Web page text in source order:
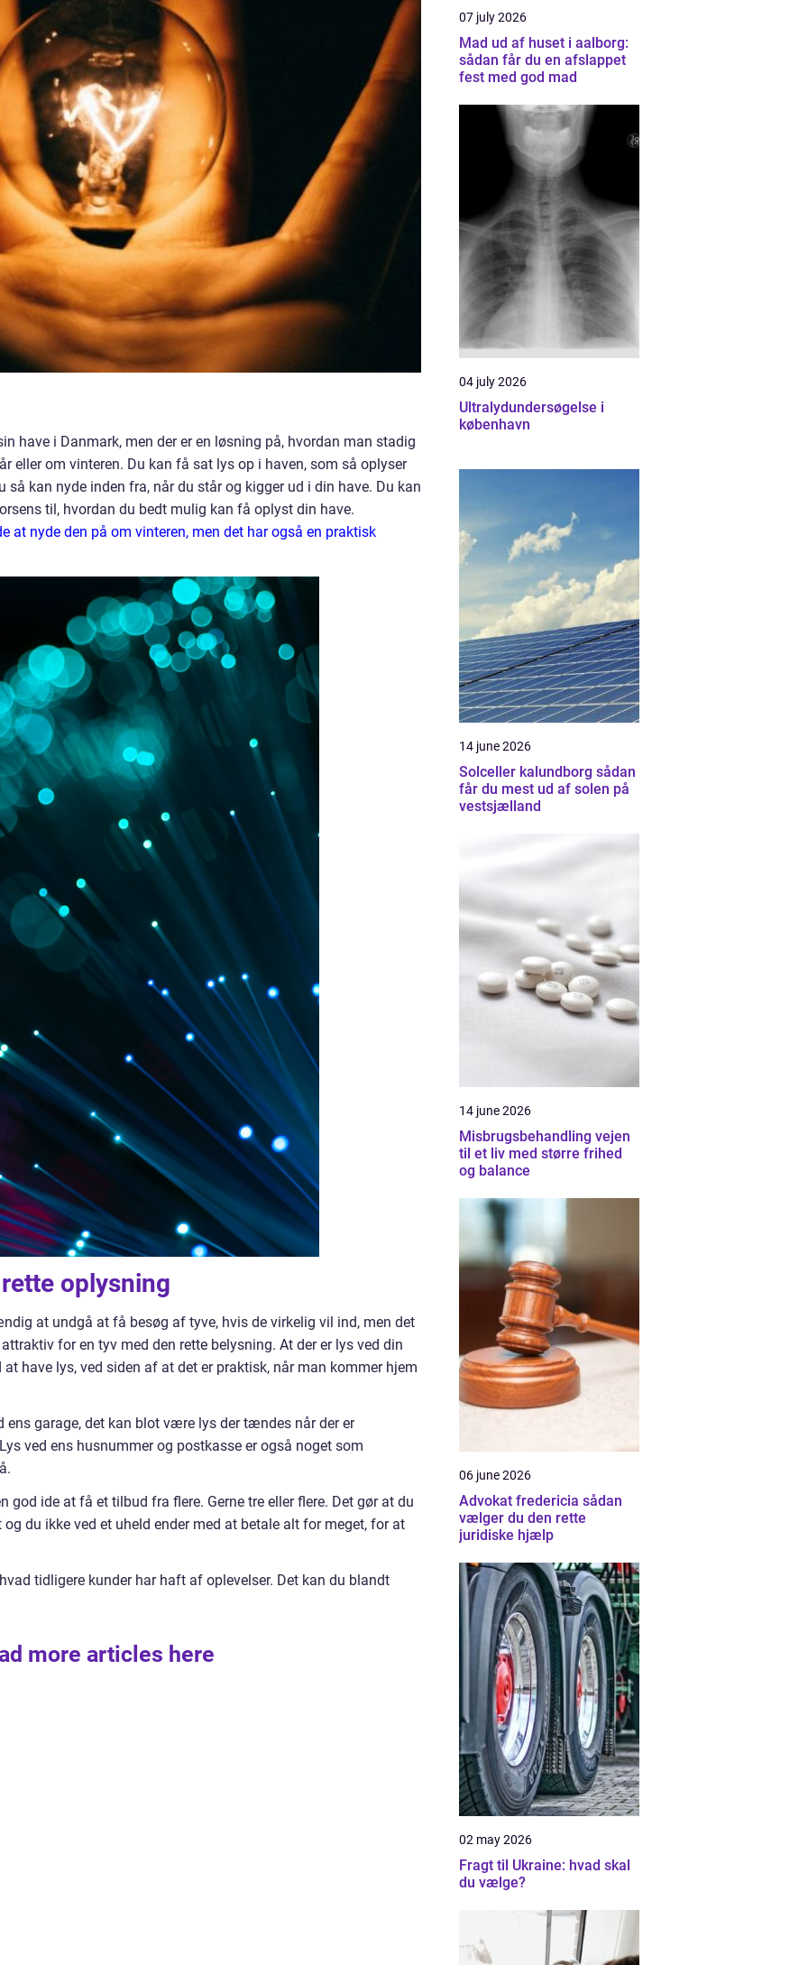
have i Danmark, men der er en løsning på, hvordan man stadig
eller om vinteren. Du kan få sat lys op i haven, som så oplyser
kan nyde inden fra, når du står og kigger ud i din have. Du kan
til, hvordan du bedt mulig kan få oplyst din have.
at nyde den på om vinteren, men det har også en praktisk
oplysning
at undgå at få besøg af tyve, hvis de virkelig vil ind, men det
for en tyv med den rette belysning. At der er lys ved din
have lys, ved siden af at det er praktisk, når man kommer hjem
ens garage, det kan blot være lys der tændes når der er
ved ens husnummer og postkasse er også noget som
god ide at få et tilbud fra flere. Gerne tre eller flere. Det gør at du
du ikke ved et uheld ender med at betale alt for meget, for at
tidligere kunder har haft af oplevelser. Det kan du blandt
more articles here
07 july 2026
Mad ud af huset i aalborg:
sådan får du en afslappet
fest med god mad
04 july 2026
Ultralydundersøgelse i
københavn
14 june 2026
Solceller kalundborg sådan
får du mest ud af solen på
vestsjælland
14 june 2026
Misbrugsbehandling vejen
til et liv med større frihed
og balance
06 june 2026
Advokat fredericia sådan
vælger du den rette
juridiske hjælp
02 may 2026
Fragt til Ukraine: hvad skal
du vælge?